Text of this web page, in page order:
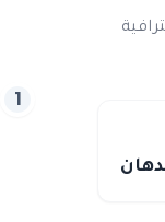
1